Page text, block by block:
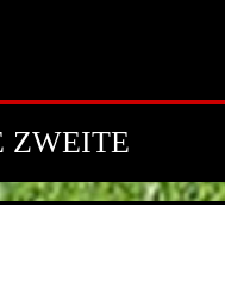
ZWEITE